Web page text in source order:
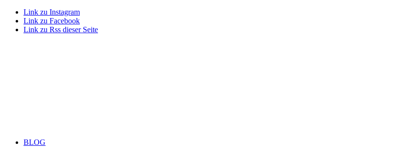
Link zu Instagram
Link zu Facebook
Link zu Rss dieser Seite
BLOG